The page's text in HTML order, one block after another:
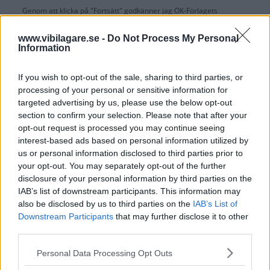
www.vibilagare.se - Do Not Process My Personal
Information
If you wish to opt-out of the sale, sharing to third parties, or
processing of your personal or sensitive information for
targeted advertising by us, please use the below opt-out
section to confirm your selection. Please note that after your
opt-out request is processed you may continue seeing
interest-based ads based on personal information utilized by
us or personal information disclosed to third parties prior to
your opt-out. You may separately opt-out of the further
disclosure of your personal information by third parties on the
IAB’s list of downstream participants. This information may
also be disclosed by us to third parties on the IAB’s List of
Downstream Participants that may further disclose it to other
Please note that this website/app uses one or more Google
Personal Data Processing Opt Outs
Genom att klicka på "Fortsätt" godkänner jag OK-Förlagets
OK-Förlagets integritetspolicy
Är du redan prenumerant på vår papperstidning?
Aktivera din digitala prenumeration utan kostnad här.